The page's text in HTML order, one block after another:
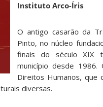
Instituto Arco-Íris
O antigo casarão da
Pinto, no núcleo
finais do século XIX
município desde
Direitos Humanos, que
diversas.